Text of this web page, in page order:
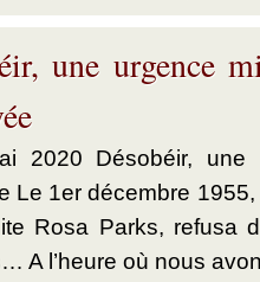
une urgence
2020 Désobéir, une
Le 1er décembre
Rosa Parks, refusa
A l’heure où nous